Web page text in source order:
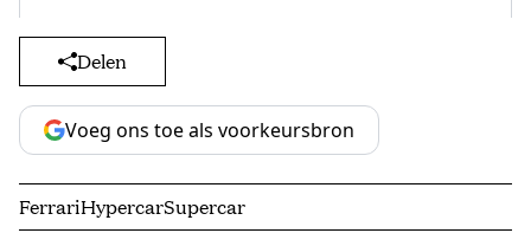
Delen
Voeg ons toe als voorkeursbron
FerrariHypercarSupercar